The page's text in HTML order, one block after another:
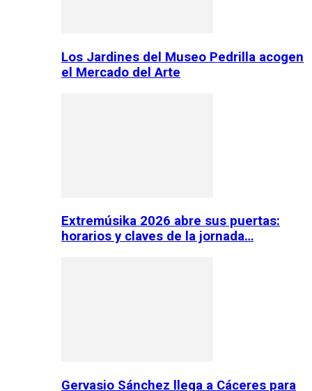
Los Jardines del Museo Pedrilla acogen
el Mercado del Arte
Extremúsika 2026 abre sus puertas:
horarios y claves de la jornada…
Gervasio Sánchez llega a Cáceres para